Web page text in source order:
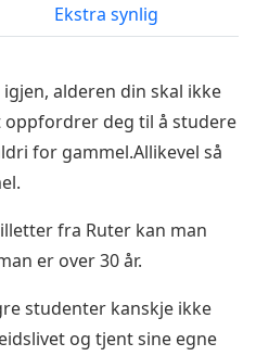
Ekstra synlig
alderen din skal ikke
oppfordrer deg til å studere
for gammel.Allikevel så
fra Ruter kan man
er over 30 år.
studenter kanskje ikke
og tjent sine egne